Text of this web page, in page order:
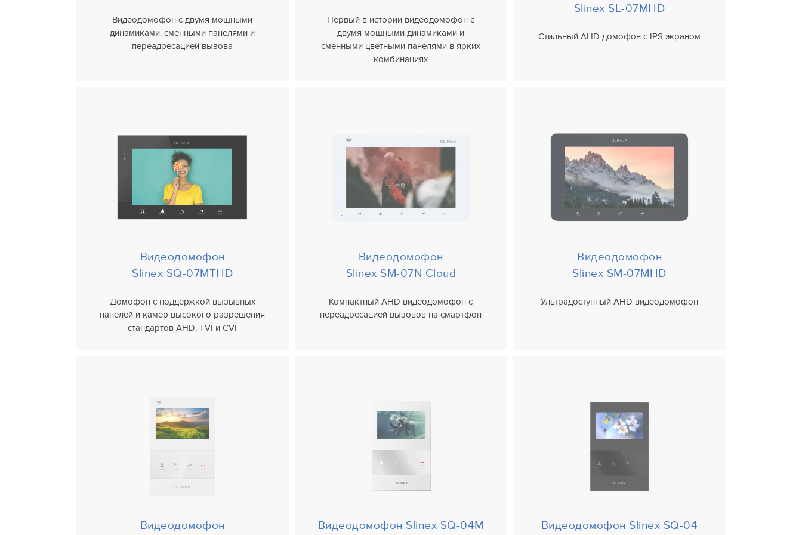
Видеодомофон с двумя мощными
динамиками, сменными панелями и
переадресацией вызова
Первый в истории видеодомофон с
двумя мощными динамиками и
сменными цветными панелями в ярких
комбинациях
Slinex SL-07MHD
Стильный AHD домофон с IPS экраном
Видеодомофон
Slinex SQ-07MTHD
Домофон с поддержкой вызывных
панелей и камер высокого разрешения
стандартов AHD, TVI и CVI
Видеодомофон
Slinex SM-07N Cloud
Компактный AHD видеодомофон с
переадресацией вызовов на смартфон
Видеодомофон
Slinex SM-07MHD
Ультрадоступный AHD видеодомофон
Видеодомофон Видеодомофон Slinex SQ-04M Видеодомофон Slinex SQ-04